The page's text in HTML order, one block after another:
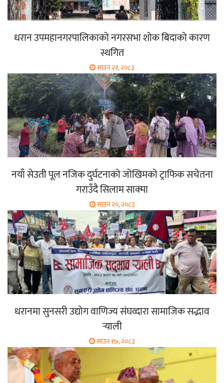
धरान उपमहानगरपालिकाको नगरसभा शोक बिदाको कारण
स्थगित
साउन २१, २०८३
नयाँ सेउती पूल नजिक दुर्घटनाको जोखिमको ट्राफिक सचेतना
गराउँदै सिलाम साक्मा
साउन २०, २०८३
धरानमा सुनसरी उद्योग वाणिज्य संघव्दारा सामाजिक सद्भाव
र्‍याली
साउन १७, २०८३